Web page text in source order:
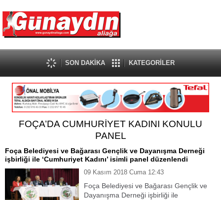
SON DAKİKA KATEGORİLER
FOÇA’DA CUMHURİYET KADINI KONULU
PANEL
Foça Belediyesi ve Bağarası Gençlik ve Dayanışma Derneği
işbirliği ile ‘Cumhuriyet Kadını’ isimli panel düzenlendi
09 Kasım 2018 Cuma 12:43
Foça Belediyesi ve Bağarası Gençlik ve
Dayanışma Derneği işbirliği ile